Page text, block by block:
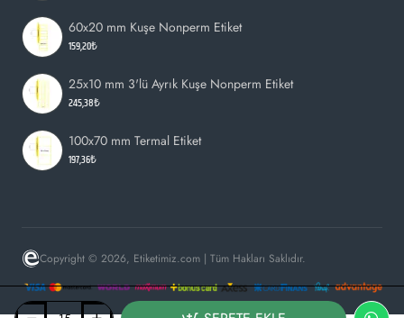
60x20 mm Kuşe Nonperm Etiket
159,20₺
25x10 mm 3'lü Ayrık Kuşe Nonperm Etiket
245,38₺
100x70 mm Termal Etiket
197,36₺
Copyright © 2026, Etiketimiz.com | Tüm Hakları Saklıdır.